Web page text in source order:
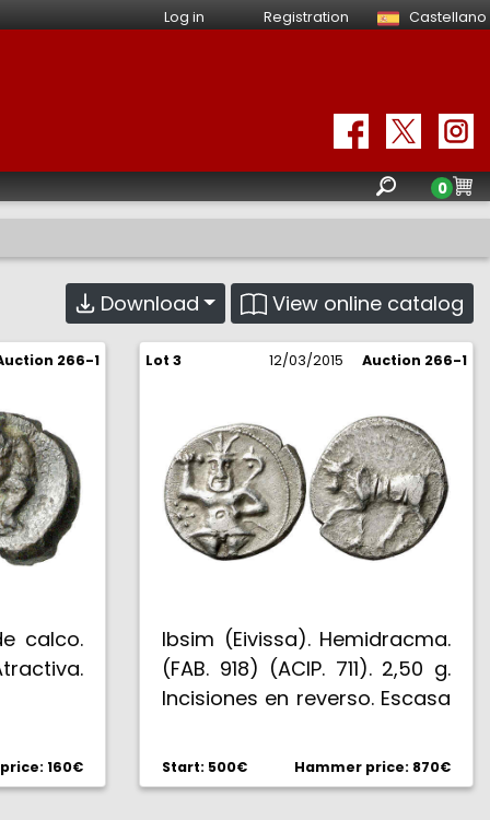
Log in Registration Castellano
0
Download View online catalog
266-1
calco.
160€
Lot 3 12/03/2015 Auction 266-1
Ibsim (Eivissa). Hemidracma.
(FAB. 918) (ACIP. 711). 2,50 g.
Incisiones en reverso. Escasa
Start: 500€ Hammer price: 870€